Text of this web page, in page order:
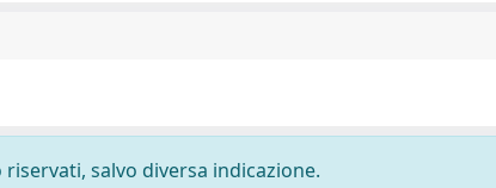
salvo diversa indicazione.